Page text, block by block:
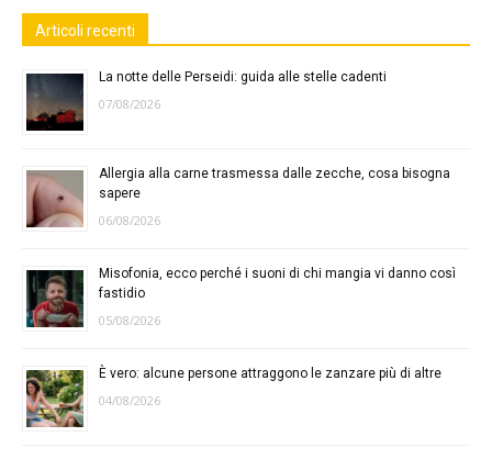
Articoli recenti
La notte delle Perseidi: guida alle stelle cadenti
07/08/2026
Allergia alla carne trasmessa dalle zecche, cosa bisogna
sapere
06/08/2026
Misofonia, ecco perché i suoni di chi mangia vi danno così
fastidio
05/08/2026
È vero: alcune persone attraggono le zanzare più di altre
04/08/2026